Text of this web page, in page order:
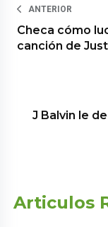
ANTERIOR
Checa cómo
canción de
J Balvin le
Articulos